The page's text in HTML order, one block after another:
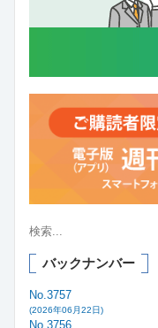
バックナンバー
No.3757
(2026年06月22日)
No.3756